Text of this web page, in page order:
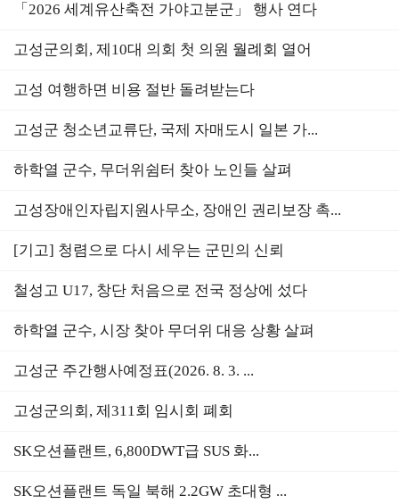
「2026 세계유산축전 가야고분군」 행사 연다
고성군의회, 제10대 의회 첫 의원 월례회 열어
고성 여행하면 비용 절반 돌려받는다
고성군 청소년교류단, 국제 자매도시 일본 가...
하학열 군수, 무더위쉼터 찾아 노인들 살펴
고성장애인자립지원사무소, 장애인 권리보장 촉...
[기고] 청렴으로 다시 세우는 군민의 신뢰
철성고 U17, 창단 처음으로 전국 정상에 섰다
하학열 군수, 시장 찾아 무더위 대응 상황 살펴
고성군 주간행사예정표(2026. 8. 3. ...
고성군의회, 제311회 임시회 폐회
SK오션플랜트, 6,800DWT급 SUS 화...
SK오션플랜트 독일 북해 2.2GW 초대형 ...